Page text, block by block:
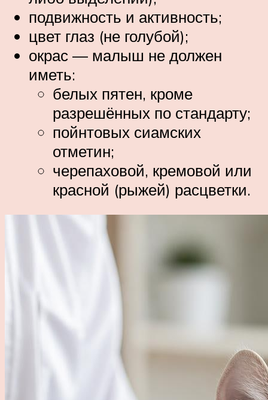
подвижность и активность;
цвет глаз (не голубой);
окрас — малыш не должен
иметь:
белых пятен, кроме
разрешённых по стандарту;
пойнтовых сиамских
отметин;
черепаховой, кремовой или
красной (рыжей) расцветки.